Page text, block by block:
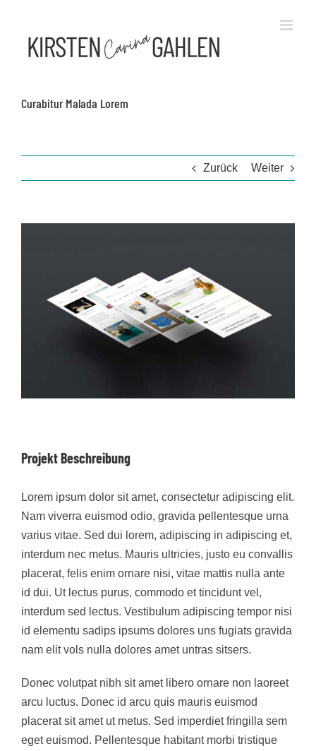
springen
Curabitur Malada Lorem
Zurück Weiter
Projekt Beschreibung
Lorem ipsum dolor sit amet, consectetur adipiscing elit.
Nam viverra euismod odio, gravida pellentesque urna
varius vitae. Sed dui lorem, adipiscing in adipiscing et,
interdum nec metus. Mauris ultricies, justo eu convallis
placerat, felis enim ornare nisi, vitae mattis nulla ante
id dui. Ut lectus purus, commodo et tincidunt vel,
interdum sed lectus. Vestibulum adipiscing tempor nisi
id elementu sadips ipsums dolores uns fugiats gravida
nam elit vols nulla dolores amet untras sitsers.
Donec volutpat nibh sit amet libero ornare non laoreet
arcu luctus. Donec id arcu quis mauris euismod
placerat sit amet ut metus. Sed imperdiet fringilla sem
eget euismod. Pellentesque habitant morbi tristique